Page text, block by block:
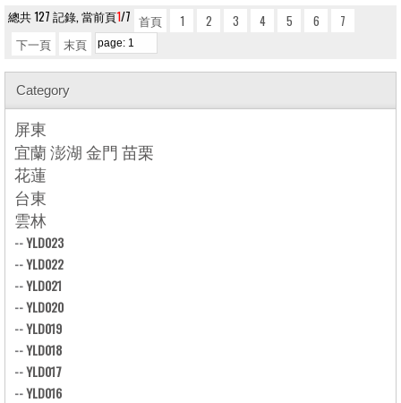
總共 127 記錄, 當前頁1/7 首頁 1 2 3 4 5 6
7
下一頁
末頁
Category
屏東
宜蘭 澎湖 金門 苗栗
花蓮
台東
雲林
--YLD023
--YLD022
--YLD021
--YLD020
--YLD019
--YLD018
--YLD017
--YLD016